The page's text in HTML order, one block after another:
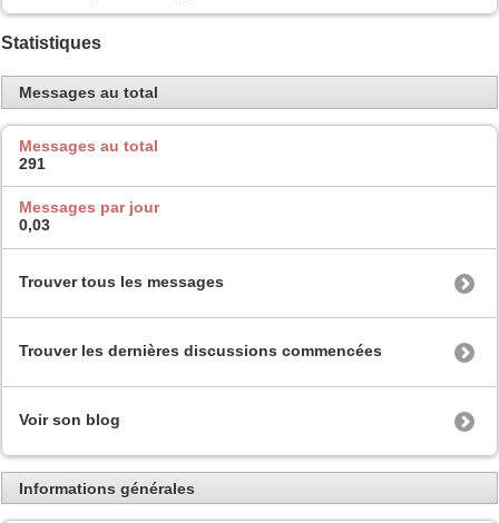
Statistiques
Messages au total
Messages au total
291
Messages par jour
0,03
Trouver tous les messages
Trouver les dernières discussions commencées
Voir son blog
Informations générales